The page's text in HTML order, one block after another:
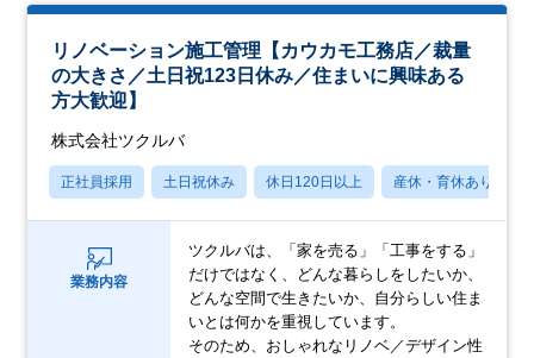
リノベーション施工管理【カウカモ工務店／裁量
の大きさ／土日祝123日休み／住まいに興味ある
方大歓迎】
株式会社ツクルバ
正社員採用 土日祝休み 休日120日以上 産休・育休あり
業務内容
ツクルバは、「家を売る」「工事をする」
だけではなく、どんな暮らしをしたいか、
どんな空間で生きたいか、自分らしい住ま
いとは何かを重視しています。
そのため、おしゃれなリノベ／デザイン性